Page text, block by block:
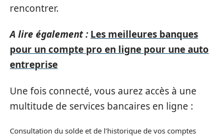
rencontrer.
A lire également : Les meilleures banques
pour un compte pro en ligne pour une auto
entreprise
Une fois connecté, vous aurez accès à une
multitude de services bancaires en ligne :
Consultation du solde et de l’historique de vos comptes